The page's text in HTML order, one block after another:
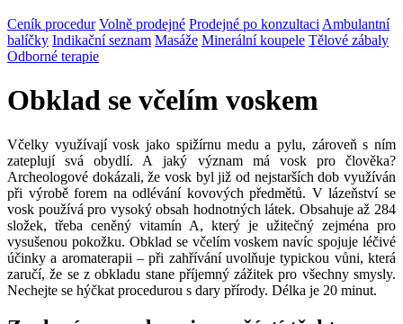
Ceník procedur Volně prodejné Prodejné po konzultaci Ambulantní
balíčky Indikační seznam Masáže Minerální koupele Tělové zábaly
Odborné terapie
Obklad se včelím voskem
Včelky využívají vosk jako spižírnu medu a pylu, zároveň s ním
zateplují svá obydlí. A jaký význam má vosk pro člověka?
Archeologové dokázali, že vosk byl již od nejstarších dob využíván
při výrobě forem na odlévání kovových předmětů. V lázeňství se
vosk používá pro vysoký obsah hodnotných látek. Obsahuje až 284
složek, třeba ceněný vitamín A, který je užitečný zejména pro
vysušenou pokožku. Obklad se včelím voskem navíc spojuje léčivé
účinky a aromaterapii – při zahřívání uvolňuje typickou vůni, která
zaručí, že se z obkladu stane příjemný zážitek pro všechny smysly.
Nechejte se hýčkat procedurou s dary přírody. Délka je 20 minut.